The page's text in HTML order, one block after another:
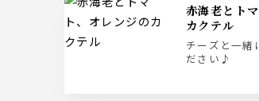
赤海老とトマト、オレンジの
カクテル
チーズと一緒
ださい♪